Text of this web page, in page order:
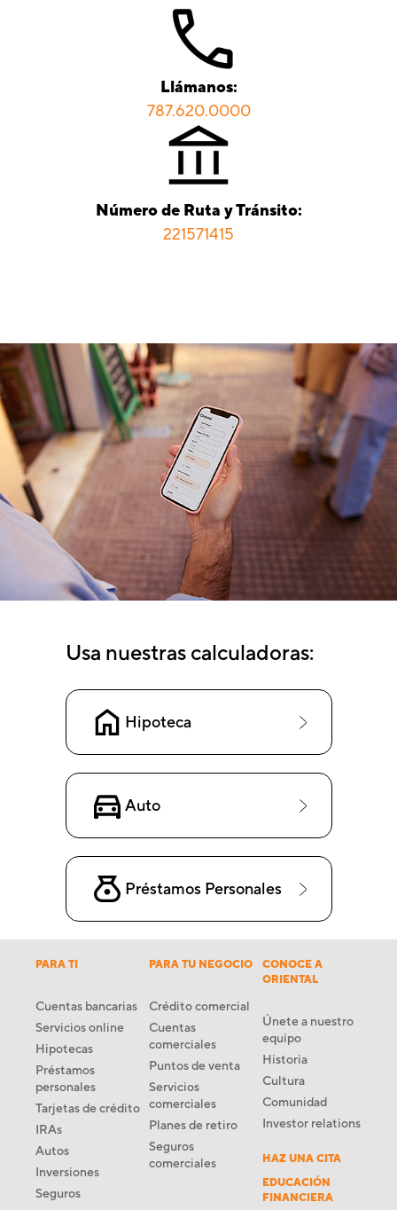
Llámanos:
787.620.0000
Número de Ruta y Tránsito:
221571415
Usa nuestras calculadoras:
Hipoteca
Auto
Préstamos Personales
PARA TI
Cuentas bancarias
Servicios online
Hipotecas
Préstamos
personales
Tarjetas de crédito
IRAs
Autos
Inversiones
Seguros
PARA TU NEGOCIO
Crédito comercial
Cuentas
comerciales
Puntos de venta
Servicios
comerciales
Planes de retiro
Seguros
comerciales
CONOCE A
ORIENTAL
Únete a nuestro
equipo
Historia
Cultura
Comunidad
Investor relations
HAZ UNA CITA
EDUCACIÓN
FINANCIERA